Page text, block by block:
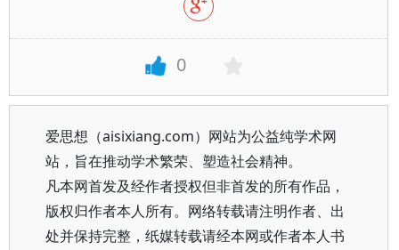
0
爱思想（aisixiang.com）网站为公益纯学术网
站，旨在推动学术繁荣、塑造社会精神。
凡本网首发及经作者授权但非首发的所有作品，
版权归作者本人所有。网络转载请注明作者、出
处并保持完整，纸媒转载请经本网或作者本人书